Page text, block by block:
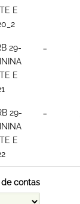
E
29-
E
29-
E
contas